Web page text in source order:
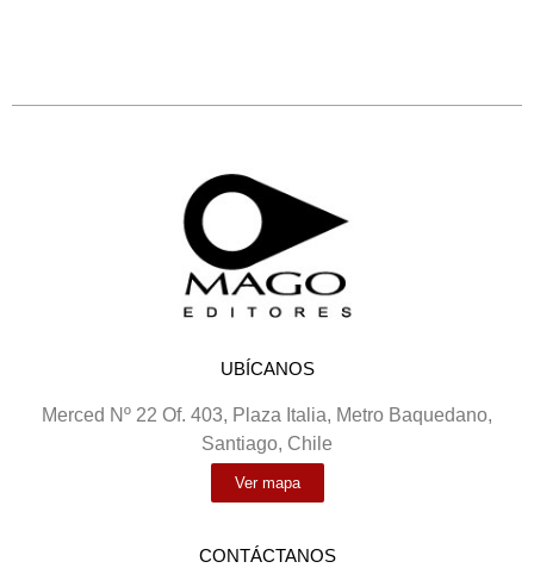
UBÍCANOS
Merced Nº 22 Of. 403, Plaza Italia, Metro Baquedano,
Santiago, Chile
Ver mapa
CONTÁCTANOS